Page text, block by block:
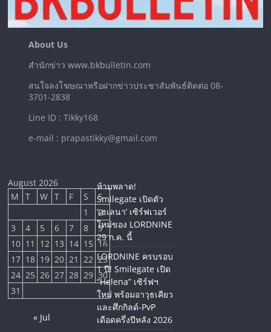
About Us
สำนักข่าว www.bkbulletin.com
สนใจลงโฆษณาหรือฝากข่าวประชาสัมพันธ์ติดต่อ 08-
3701-2838
Line ID : Tikky168
e-mail : prapastikky@gmail.com
August 2026
M
T W T F S
S
1
2
3
4 5 6 7 8
9
10 11 12 13 14 15 16
17 18 19 20 21 22 23
24 25 26 27 28 29 30
31
« Jul
ห้ามพลาด!
Smilegate เปิดตัว
‘เฮเลนา’ เซิร์ฟเวอร์
ใหม่ของ LORDNINE
29 ก.ค. นี้
LORDNINE ครบรอบ
1 ปี! Smilegate เปิด
“Helena” เซิร์ฟฯ
ใหม่ พร้อมอาวุธเคียว
และศึกกิลด์-PvP
เดือดครึ่งปีหลัง 2026